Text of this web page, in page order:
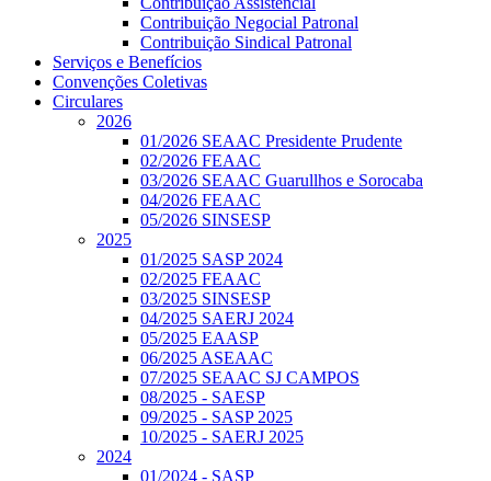
Contribuição Negocial Patronal
Contribuição Sindical Patronal
Serviços e Benefícios
Convenções Coletivas
Circulares
2026
01/2026 SEAAC Presidente Prudente
02/2026 FEAAC
03/2026 SEAAC Guarullhos e Sorocaba
04/2026 FEAAC
05/2026 SINSESP
2025
01/2025 SASP 2024
02/2025 FEAAC
03/2025 SINSESP
04/2025 SAERJ 2024
05/2025 EAASP
06/2025 ASEAAC
07/2025 SEAAC SJ CAMPOS
08/2025 - SAESP
09/2025 - SASP 2025
10/2025 - SAERJ 2025
2024
01/2024 - SASP